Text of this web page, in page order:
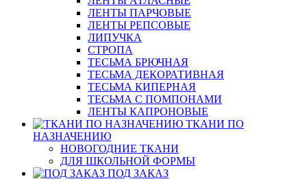
ЛЕНТЫ ПАРЧОВЫЕ
ЛЕНТЫ РЕПСОВЫЕ
ЛИПУЧКА
СТРОПА
ТЕСЬМА БРЮЧНАЯ
ТЕСЬМА ДЕКОРАТИВНАЯ
ТЕСЬМА КИПЕРНАЯ
ТЕСЬМА С ПОМПОНАМИ
ЛЕНТЫ КАПРОНОВЫЕ
ТКАНИ ПО
НАЗНАЧЕНИЮ
НОВОГОДНИЕ ТКАНИ
ДЛЯ ШКОЛЬНОЙ ФОРМЫ
ПОД ЗАКАЗ